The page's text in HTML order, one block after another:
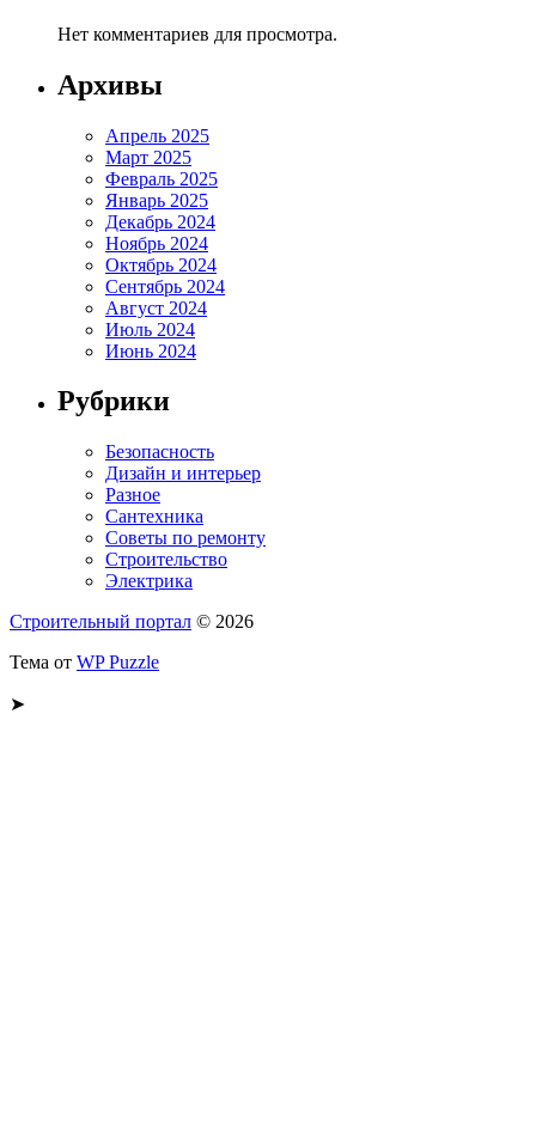
Нет комментариев для просмотра.
Архивы
Апрель 2025
Март 2025
Февраль 2025
Январь 2025
Декабрь 2024
Ноябрь 2024
Октябрь 2024
Сентябрь 2024
Август 2024
Июль 2024
Июнь 2024
Рубрики
Безопасность
Дизайн и интерьер
Разное
Сантехника
Советы по ремонту
Строительство
Электрика
Строительный портал © 2026
Тема от WP Puzzle
➤